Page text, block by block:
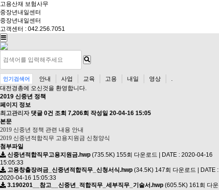
고용산재 보험사무
중장년내일센터
중장년내일센터
고객센터 : 042.256.7051
인기검색어 안내 사업 교육 고용 내일 영상
.
대전경총에 오신것을 환영합니다.
2019 신중년 정책
페이지 정보
최고관리자 댓글 0건 조회 7,206회 작성일 20-04-16 15:05
본문
2019 신중년 정책 관련 내용 안내
2019 신중년적합직무 고용지원금 신청양식
첨부파일
신중년적합직무고용지원금.hwp (735.5K) 155회 다운로드 | DATE : 2020-04-16
15:05:33
고용창출장려금_신중년적합직무_신청서식.hwp (34.5K) 147회 다운로드 | DATE :
2020-04-16 15:05:33
3.190201__참고__신중년_적합직무_세부직무_기술서.hwp (605.5K) 161회 다운